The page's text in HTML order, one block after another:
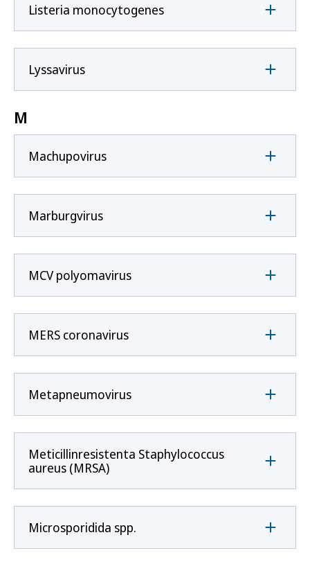
Listeria monocytogenes
Lyssavirus
M
Machupovirus
Marburgvirus
MCV polyomavirus
MERS coronavirus
Metapneumovirus
Meticillinresistenta Staphylococcus
aureus (MRSA)
Microsporidida spp.